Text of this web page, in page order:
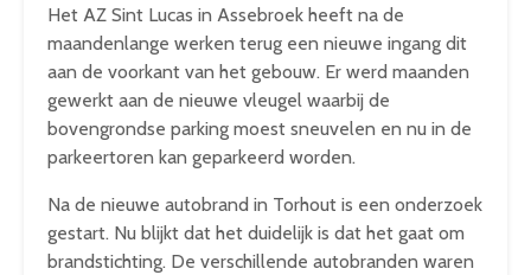
Het AZ Sint Lucas in Assebroek heeft na de
maandenlange werken terug een nieuwe ingang dit
aan de voorkant van het gebouw. Er werd maanden
gewerkt aan de nieuwe vleugel waarbij de
bovengrondse parking moest sneuvelen en nu in de
parkeertoren kan geparkeerd worden.
Na de nieuwe autobrand in Torhout is een onderzoek
gestart. Nu blijkt dat het duidelijk is dat het gaat om
brandstichting. De verschillende autobranden waren